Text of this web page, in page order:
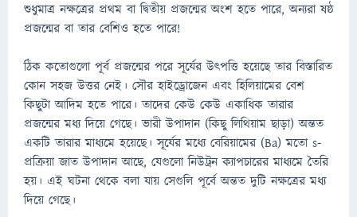
শুধুমাত্র নক্ষত্রের প্রথম বা দ্বিতীয় প্রজন্মের অংশ হতে পারে, অন্যরা ষষ্ঠ
প্রজন্মের বা তার বেশিও হতে পারে!
ঠিক কতোগুলো পূর্ব প্রজন্মের পরে সূর্যের উৎপত্তি হয়েছে তার বিস্তারিত
কোন সহজ উত্তর নেই। সৌর হাইড্রোজেন এবং হিলিয়ামের বেশ
কিছুটা আদিম হতে পারে। তাদের কেউ কেউ একাধিক তারার
প্রজন্মের মধ্য দিয়ে গেছে। ভারী উপাদান (কিছু লিথিয়াম ছাড়া) অন্তত
একটি তারার মাধ্যমে হয়েছে। সূর্যের মধ্যে বেরিয়ামের (Ba) মতো s-
প্রক্রিয়া জাত উপাদান আছে, যেগুলো নিউট্রন ক্যাপচারের মাধ্যমে তৈরি
হয়। এই ঘটনা থেকে বলা যায় সেগুলি পূর্বে অন্তত দুটি নক্ষত্রের মধ্য
দিয়ে গেছে।